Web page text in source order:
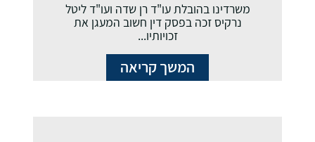
משרדינו בהובלת עו"ד רן שדה ועו"ד ליטל
נרקיס זכה בפסק דין חשוב המעגן את
זכויותיו...
המשך קריאה